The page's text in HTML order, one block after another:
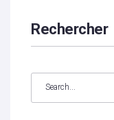
Rechercher